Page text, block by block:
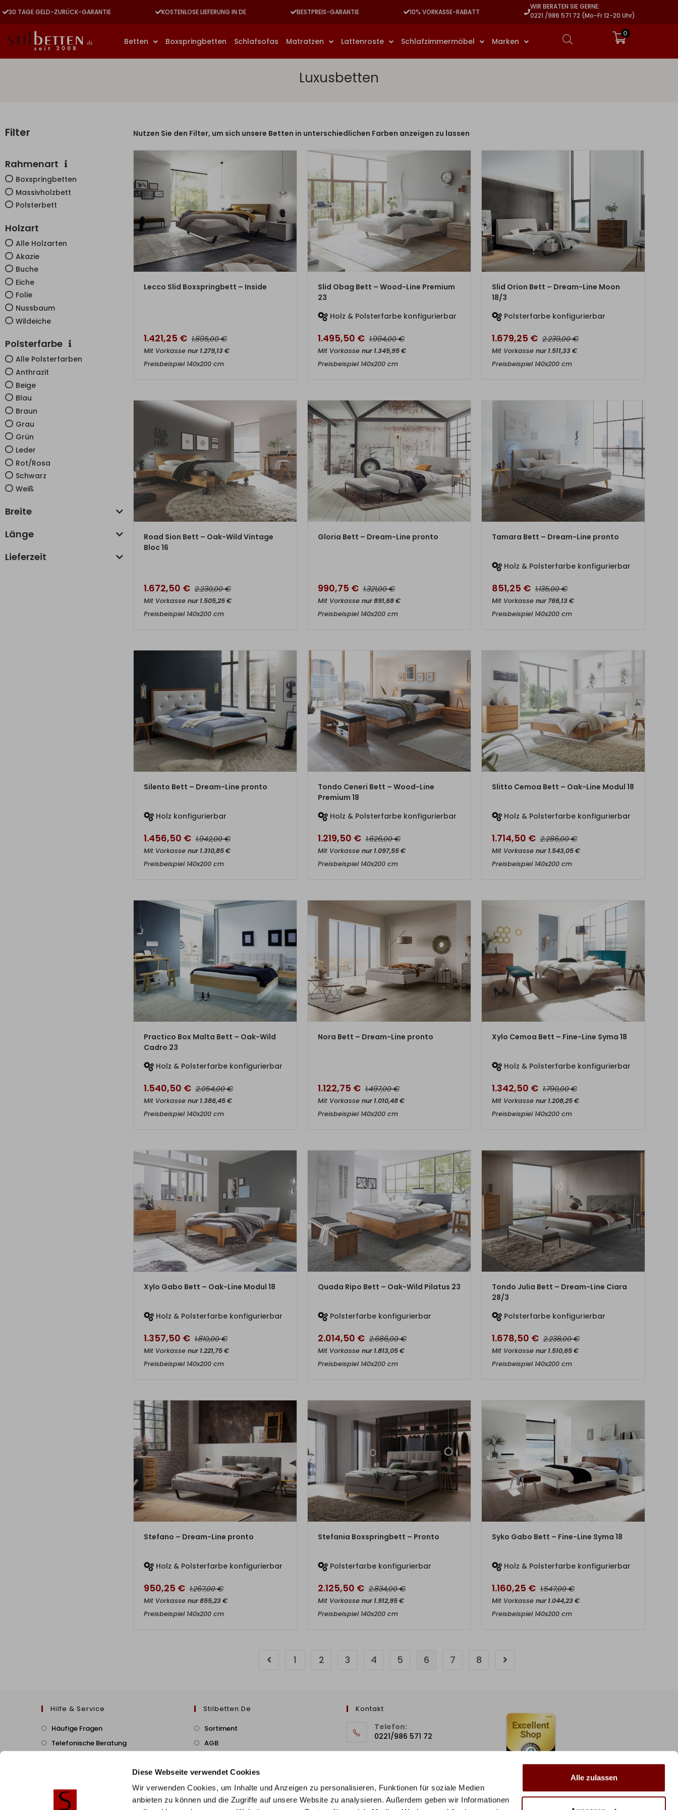
Diese Webseite verwendet Cookies
Wir verwenden Cookies, um Inhalte und Anzeigen zu personalisieren, Funktionen für soziale Medien
anbieten zu können und die Zugriffe auf unsere Website zu analysieren. Außerdem geben wir Informationen
Alle zulassen
30 TAGE GELD-ZURÜCK-GARANTIE KOSTENLOSE LIEFERUNG IN DE BESTPREIS-GARANTIE 10% VORKASSE-RABATT
WIR BERATEN SIE GERNE:
0221 /986 571 72 (Mo-Fr 12-20 Uhr)
Betten Boxspringbetten Schlafsofas Matratzen Lattenroste Schlafzimmermöbel Marken
0
Luxusbetten
Filter
Rahmenart
Boxspringbetten
Massivholzbett
Polsterbett
Holzart
Alle Holzarten
Akazie
Buche
Eiche
Folie
Nussbaum
Wildeiche
Polsterfarbe
Alle Polsterfarben
Anthrazit
Beige
Blau
Braun
Grau
Grün
Leder
Rot/Rosa
Schwarz
Weiß
Breite
Länge
Lieferzeit
Nutzen Sie den Filter, um sich unsere Betten in unterschiedlichen Farben anzeigen zu lassen
ZUM PRODUKT
Lecco Slid Boxspringbett – Inside
1.421,25 € 1.895,00€
Mit Vorkasse nur1.279,13€
Preisbeispiel 140x200 cm
ZUM PRODUKT
Slid Obag Bett – Wood-Line Premium
23
Holz & Polsterfarbe konfigurierbar
1.495,50 € 1.994,00€
Mit Vorkasse nur1.345,95€
Preisbeispiel 140x200 cm
ZUM PRODUKT
Slid Orion Bett – Dream-Line Moon
18/3
Polsterfarbe konfigurierbar
1.679,25 € 2.239,00€
Mit Vorkasse nur1.511,33€
Preisbeispiel 140x200 cm
ZUM PRODUKT
Road Sion Bett – Oak-Wild Vintage
Bloc 16
1.672,50 € 2.230,00€
Mit Vorkasse nur1.505,25€
Preisbeispiel 140x200 cm
ZUM PRODUKT
Gloria Bett – Dream-Line pronto
990,75 € 1.321,00€
Mit Vorkasse nur891,68€
Preisbeispiel 140x200 cm
ZUM PRODUKT
Tamara Bett – Dream-Line pronto
Holz & Polsterfarbe konfigurierbar
851,25 € 1.135,00€
Mit Vorkasse nur766,13€
Preisbeispiel 140x200 cm
ZUM PRODUKT
Silento Bett – Dream-Line pronto
Holz konfigurierbar
1.456,50 € 1.942,00€
Mit Vorkasse nur1.310,85€
Preisbeispiel 140x200 cm
ZUM PRODUKT
Tondo Ceneri Bett – Wood-Line
Premium 18
Holz & Polsterfarbe konfigurierbar
1.219,50 € 1.626,00€
Mit Vorkasse nur1.097,55€
Preisbeispiel 140x200 cm
Slitto Cemoa Bett – Oak-Line Modul 18
Holz & Polsterfarbe konfigurierbar
1.714,50 € 2.286,00€
Mit Vorkasse nur1.543,05€
Preisbeispiel 140x200 cm
Practico Box Malta Bett – Oak-Wild
Cadro 23
Holz & Polsterfarbe konfigurierbar
1.540,50 € 2.054,00€
Mit Vorkasse nur1.386,45€
Preisbeispiel 140x200 cm
ZUM PRODUKT
Nora Bett – Dream-Line pronto
1.122,75 € 1.497,00€
Mit Vorkasse nur1.010,48€
Preisbeispiel 140x200 cm
ZUM PRODUKT
Xylo Cemoa Bett – Fine-Line Syma 18
Holz & Polsterfarbe konfigurierbar
1.342,50 € 1.790,00€
Mit Vorkasse nur1.208,25€
Preisbeispiel 140x200 cm
ZUM PRODUKT
Xylo Gabo Bett – Oak-Line Modul 18
Holz & Polsterfarbe konfigurierbar
1.357,50 € 1.810,00€
Mit Vorkasse nur1.221,75€
Preisbeispiel 140x200 cm
ZUM PRODUKT
Quada Ripo Bett – Oak-Wild Pilatus 23
Polsterfarbe konfigurierbar
2.014,50 € 2.686,00€
Mit Vorkasse nur1.813,05€
Preisbeispiel 140x200 cm
Tondo Julia Bett – Dream-Line Ciara
28/3
Polsterfarbe konfigurierbar
1.678,50 € 2.238,00€
Mit Vorkasse nur1.510,65€
Preisbeispiel 140x200 cm
ZUM PRODUKT
Stefano – Dream-Line pronto
Holz & Polsterfarbe konfigurierbar
950,25 € 1.267,00€
Mit Vorkasse nur855,23€
Preisbeispiel 140x200 cm
ZUM PRODUKT
Stefania Boxspringbett – Pronto
Polsterfarbe konfigurierbar
2.125,50 € 2.834,00€
Mit Vorkasse nur1.912,95€
Preisbeispiel 140x200 cm
ZUM PRODUKT
Syko Gabo Bett – Fine-Line Syma 18
Holz & Polsterfarbe konfigurierbar
1.160,25 € 1.547,00€
Mit Vorkasse nur1.044,23€
Preisbeispiel 140x200 cm
1 2 3 4 5 6 7 8
Hilfe & Service
Häufige Fragen
Telefonische Beratung
Montageservice
Widerruf & Rückversand
Stilbetten.de
Sortiment
AGB
Kontakt
Telefon:
0221/986 571 72